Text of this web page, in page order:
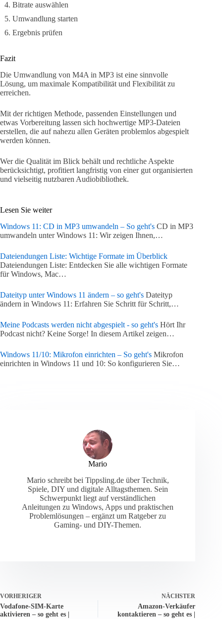
Bitrate auswählen
Umwandlung starten
Ergebnis prüfen
Fazit
Die Umwandlung von M4A in MP3 ist eine sinnvolle
Lösung, um maximale Kompatibilität und Flexibilität zu
erreichen.
Mit der richtigen Methode, passenden Einstellungen und
etwas Vorbereitung lassen sich hochwertige MP3-Dateien
erstellen, die auf nahezu allen Geräten problemlos abgespielt
werden können.
Wer die Qualität im Blick behält und rechtliche Aspekte
berücksichtigt, profitiert langfristig von einer gut organisierten
und vielseitig nutzbaren Audiobibliothek.
Lesen Sie weiter
Windows 11: CD in MP3 umwandeln – So geht's CD in MP3
umwandeln unter Windows 11: Wir zeigen Ihnen,…
Dateiendungen Liste: Wichtige Formate im Überblick
Dateiendungen Liste: Entdecken Sie alle wichtigen Formate
für Windows, Mac…
Dateityp unter Windows 11 ändern – so geht's Dateityp
ändern in Windows 11: Erfahren Sie Schritt für Schritt,…
Meine Podcasts werden nicht abgespielt - so geht's Hört Ihr
Podcast nicht? Keine Sorge! In diesem Artikel zeigen…
Windows 11/10: Mikrofon einrichten – So geht's Mikrofon
einrichten in Windows 11 und 10: So konfigurieren Sie…
Mario
Mario schreibt bei Tippsling.de über Technik,
Spiele, DIY und digitale Alltagsthemen. Sein
Schwerpunkt liegt auf verständlichen
Anleitungen zu Windows, Apps und praktischen
Problemlösungen – ergänzt um Ratgeber zu
Gaming- und DIY-Themen.
VORHERIGER
Vodafone-SIM-Karte
aktivieren – so geht es |
NÄCHSTER
Amazon-Verkäufer
kontaktieren – so geht es |